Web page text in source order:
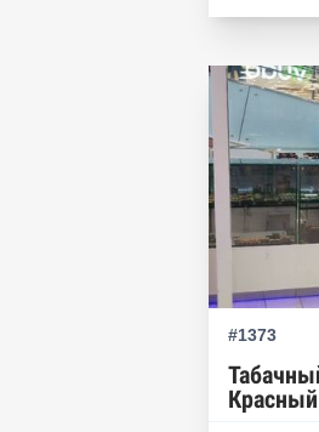
#1373